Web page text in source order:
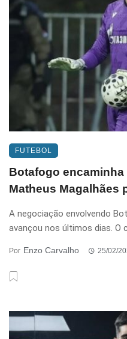
FUTEBOL
Botafogo
Matheus Magalhães
A negociação envolvendo
avançou nos últimos dias. O
Por Enzo Carvalho 25/02/